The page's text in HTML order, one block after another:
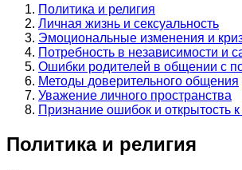
Политика и религия
Личная жизнь и сексуальность
Эмоциональные изменения и
Потребность в независимости и
Ошибки родителей в общении с
Методы доверительного общения
Уважение личного пространства
Признание ошибок и открытость к
Политика и религия